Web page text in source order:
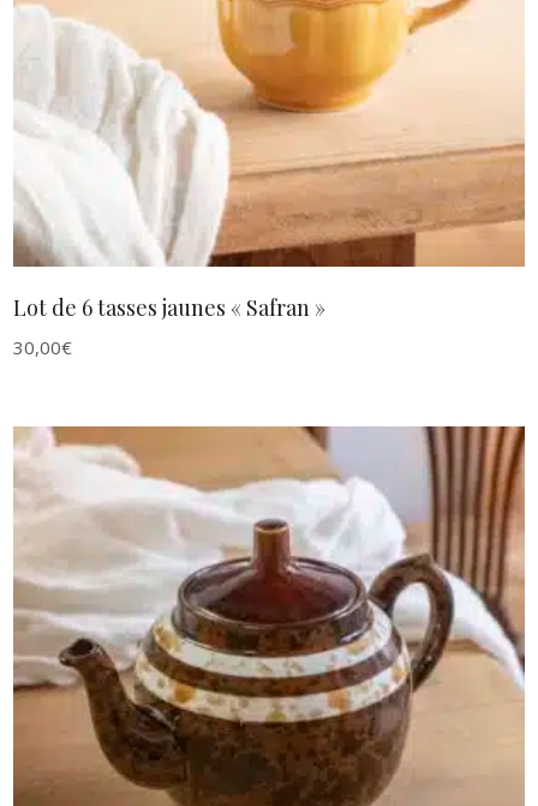
AJOUTER AU PANIER
Lot de 6 tasses jaunes « Safran »
30,00€
AJOUTER AU PANIER